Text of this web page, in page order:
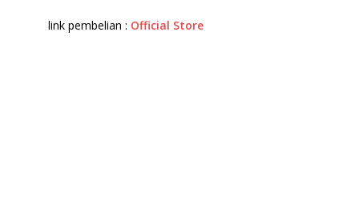
link pembelian : Official Store